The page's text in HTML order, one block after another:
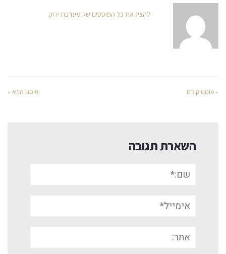
להציג את כל הפוסטים של מערכת ירוק
« פוסט קודם פוסט הבא »
השארת תגובה
אימייל*